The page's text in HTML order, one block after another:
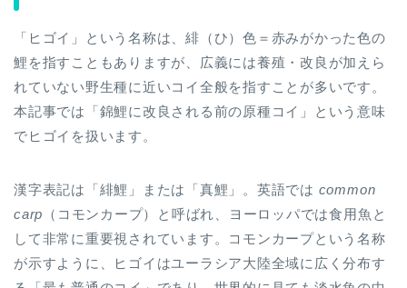
「ヒゴイ」という名称は、緋（ひ）色＝赤みがかった色の
鯉を指すこともありますが、広義には養殖・改良が加えら
れていない野生種に近いコイ全般を指すことが多いです。
本記事では「錦鯉に改良される前の原種コイ」という意味
でヒゴイを扱います。
漢字表記は「緋鯉」または「真鯉」。英語では common
carp （コモンカープ）と呼ばれ、ヨーロッパでは食用魚と
して非常に重要視されています。コモンカープという名称
が示すように、ヒゴイはユーラシア大陸全域に広く分布す